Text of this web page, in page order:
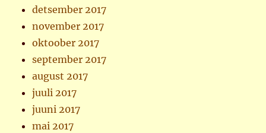
detsember 2017
november 2017
oktoober 2017
september 2017
august 2017
juuli 2017
juuni 2017
mai 2017